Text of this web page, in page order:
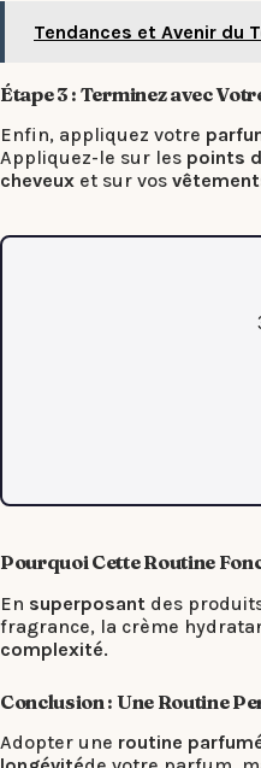
Tendances et Avenir du
Étape 3 : Terminez avec
Enfin, appliquez votre
Appliquez-le sur les points
cheveux et sur vos
Pourquoi Cette Routine
En superposant des
fragrance, la crème
complexité.
Conclusion : Une Routine
Adopter une routine